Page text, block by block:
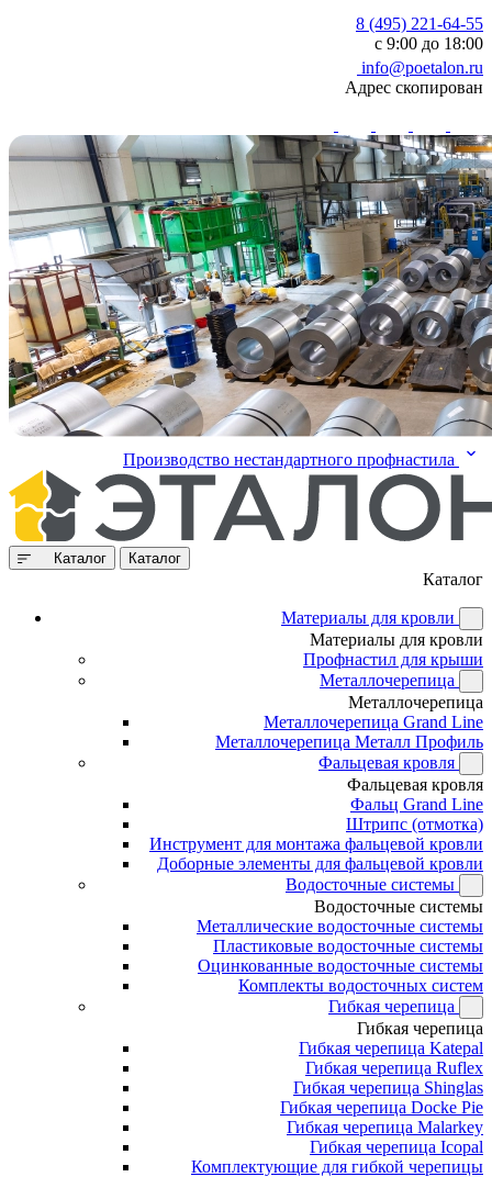
8 (495) 221-64-55
с 9:00 до 18:00
info@poetalon.ru
Адрес скопирован
Производство нестандартного профнастила
Каталог Каталог
Каталог
Материалы для кровли
Материалы для кровли
Профнастил для крыши
Металлочерепица
Металлочерепица
Металлочерепица Grand Line
Металлочерепица Металл Профиль
Фальцевая кровля
Фальцевая кровля
Фальц Grand Line
Штрипс (отмотка)
Инструмент для монтажа фальцевой кровли
Доборные элементы для фальцевой кровли
Водосточные системы
Водосточные системы
Металлические водосточные системы
Пластиковые водосточные системы
Оцинкованные водосточные системы
Комплекты водосточных систем
Гибкая черепица
Гибкая черепица
Гибкая черепица Katepal
Гибкая черепица Ruflex
Гибкая черепица Shinglas
Гибкая черепица Docke Pie
Гибкая черепица Malarkey
Гибкая черепица Icopal
Комплектующие для гибкой черепицы